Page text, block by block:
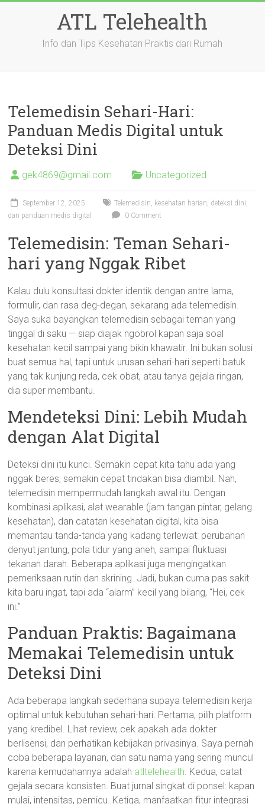
ATL Telehealth
Info dan Tips Kesehatan Praktis dari Rumah
Telemedisin Sehari-Hari:
Panduan Medis Digital untuk
Deteksi Dini
gek4869@gmail.com Uncategorized
September 12, 2025
Telemedisin, kesehatan harian, deteksi dini,
dan panduan medis digital
0 Comment
Telemedisin: Teman Sehari-
hari yang Nggak Ribet
Kalau dulu konsultasi dokter identik dengan antre lama,
formulir, dan rasa deg-degan, sekarang ada telemedisin.
Saya suka bayangkan telemedisin sebagai teman yang
tinggal di saku — siap diajak ngobrol kapan saja soal
kesehatan kecil sampai yang bikin khawatir. Ini bukan solusi
buat semua hal, tapi untuk urusan sehari-hari seperti batuk
yang tak kunjung reda, cek obat, atau tanya gejala ringan,
dia super membantu.
Mendeteksi Dini: Lebih Mudah
dengan Alat Digital
Deteksi dini itu kunci. Semakin cepat kita tahu ada yang
nggak beres, semakin cepat tindakan bisa diambil. Nah,
telemedisin mempermudah langkah awal itu. Dengan
kombinasi aplikasi, alat wearable (jam tangan pintar, gelang
kesehatan), dan catatan kesehatan digital, kita bisa
memantau tanda-tanda yang kadang terlewat: perubahan
denyut jantung, pola tidur yang aneh, sampai fluktuasi
tekanan darah. Beberapa aplikasi juga mengingatkan
pemeriksaan rutin dan skrining. Jadi, bukan cuma pas sakit
kita baru ingat, tapi ada “alarm” kecil yang bilang, “Hei, cek
ini.”
Panduan Praktis: Bagaimana
Memakai Telemedisin untuk
Deteksi Dini
Ada beberapa langkah sederhana supaya telemedisin kerja
optimal untuk kebutuhan sehari-hari. Pertama, pilih platform
yang kredibel. Lihat review, cek apakah ada dokter
berlisensi, dan perhatikan kebijakan privasinya. Saya pernah
coba beberapa layanan, dan satu nama yang sering muncul
karena kemudahannya adalah atltelehealth. Kedua, catat
gejala secara konsisten. Buat jurnal singkat di ponsel: kapan
mulai, intensitas, pemicu. Ketiga, manfaatkan fitur integrasi